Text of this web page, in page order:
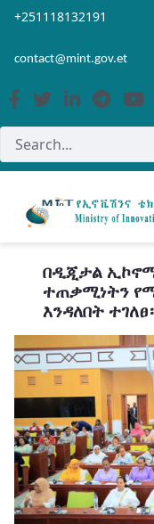
Skip to Main Content
Open Accessibility
+251118132191
contact@mint.gov.et
በዲጂታል
ተጠቃሚነትን
እንዳለበት